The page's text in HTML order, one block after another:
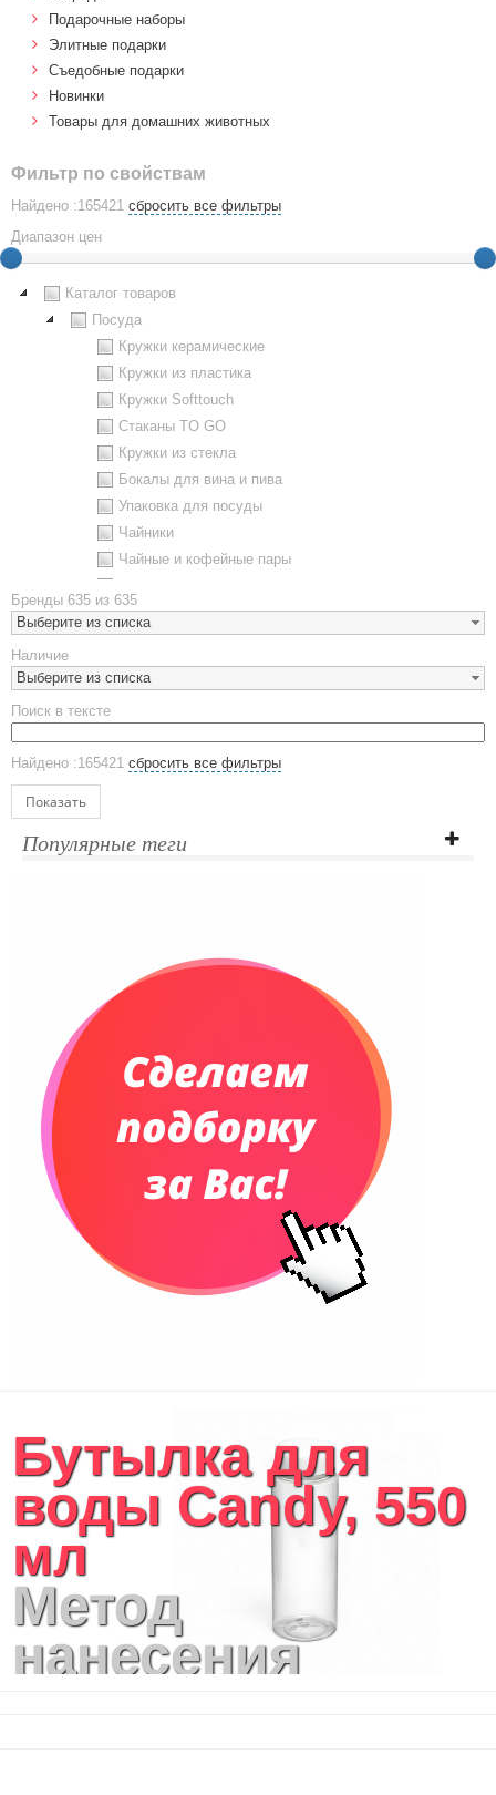
Подарочные наборы
Элитные подарки
Cъедобные подарки
Новинки
Товары для домашних животных
Фильтр по свойствам
Найдено :165421 сбросить все фильтры
Диапазон цен
Каталог товаров
Посуда
Кружки керамические
Кружки из пластика
Кружки Softtouch
Стаканы TO GO
Кружки из стекла
Бокалы для вина и пива
Упаковка для посуды
Чайники
Чайные и кофейные пары
Наборы посуды
Предметы сервировки
Стаканы
Эко кружки
ЕВРОПОСУДА
Аксессуары
Ежедневники и блокноты
Датированные ежедневники
Планинги недатированные
Телефонные книжки
Сумки и Рюкзаки
Сумки для планшетов и ноутбуков
Рюкзаки
Конференц-сумки
Сумки для покупок промо
Несессеры и косметички
Сумки дорожные
Текстиль для ванной комнаты
Кухонные приспособления
Кухонный текстиль
Уход за обувью
Игрушки
Шкатулки
Декоративные подушки
Бренды 635 из 635
Выберите из списка
Наличие
Выберите из списка
Поиск в тексте
Найдено :165421 сбросить все фильтры
Показать
Популярные теги
Бутылка для
воды Candy, 550
мл
Метод
нанесения